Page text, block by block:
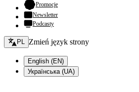
Promocje- otwiera się w nowej karcie
Newsletter
Podcasty
Zmień język - bieżący:
PL Zmień język strony
English (EN)
Українська (UA)